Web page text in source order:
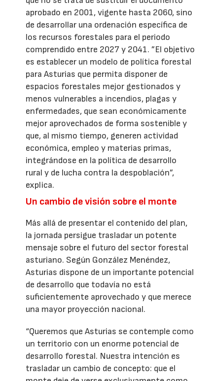
aprobado en 2001, vigente hasta 2060, sino
de desarrollar una ordenación específica de
los recursos forestales para el periodo
comprendido entre 2027 y 2041. ”El objetivo
es establecer un modelo de política forestal
para Asturias que permita disponer de
espacios forestales mejor gestionados y
menos vulnerables a incendios, plagas y
enfermedades, que sean económicamente
mejor aprovechados de forma sostenible y
que, al mismo tiempo, generen actividad
económica, empleo y materias primas,
integrándose en la política de desarrollo
rural y de lucha contra la despoblación”,
explica.
Un cambio de visión sobre el monte
Más allá de presentar el contenido del plan,
la jornada persigue trasladar un potente
mensaje sobre el futuro del sector forestal
asturiano. Según González Menéndez,
Asturias dispone de un importante potencial
de desarrollo que todavía no está
suficientemente aprovechado y que merece
una mayor proyección nacional.
“Queremos que Asturias se contemple como
un territorio con un enorme potencial de
desarrollo forestal. Nuestra intención es
trasladar un cambio de concepto: que el